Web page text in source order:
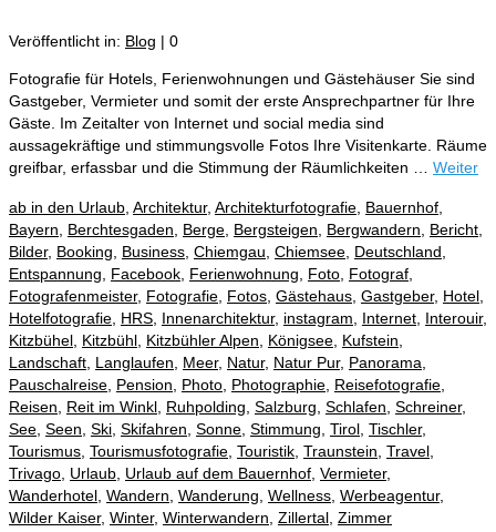
Veröffentlicht in: Blog | 0
Fotografie für Hotels, Ferienwohnungen und Gästehäuser Sie sind
Gastgeber, Vermieter und somit der erste Ansprechpartner für Ihre
Gäste. Im Zeitalter von Internet und social media sind
aussagekräftige und stimmungsvolle Fotos Ihre Visitenkarte. Räume
greifbar, erfassbar und die Stimmung der Räumlichkeiten … Weiter
ab in den Urlaub Architektur, Architekturfotografie Bauernhof
Bayern
Berchtesgaden Berge Bergsteigen Bergwandern Bericht
Bilder, Booking Business Chiemgau Chiemsee Deutschland
Entspannung
Facebook Ferienwohnung Foto Fotograf
Fotografenmeister, Fotografie Fotos Gästehaus Gastgeber, Hotel
Hotelfotografie HRS Innenarchitektur, instagram Internet Interouir,
Kitzbühel Kitzbühl Kitzbühler Alpen Königsee Kufstein
Landschaft Langlaufen Meer, Natur, Natur Pur, Panorama
Pauschalreise Pension Photo Photographie Reisefotografie
Reisen
Reit im Winkl Ruhpolding Salzburg Schlafen Schreiner,
See Seen Ski Skifahren Sonne Stimmung Tirol Tischler,
Tourismus Tourismusfotografie Touristik Traunstein Travel
Trivago Urlaub Urlaub auf dem Bauernhof Vermieter,
Wanderhotel Wandern Wanderung Wellness Werbeagentur,
Wilder Kaiser, Winter, Winterwandern Zillertal Zimmer